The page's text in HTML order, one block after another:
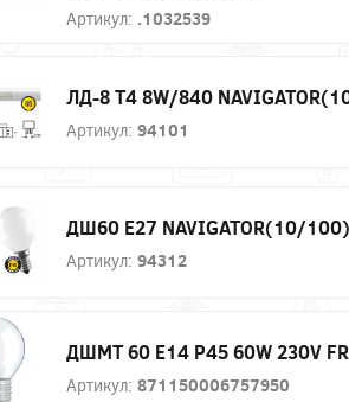
Артикул: .1032539
ЛД-8 Т4 8W/840
Артикул: 94101
ДШ60 Е27 NAVIGATOR(10/100)
Артикул: 94312
ДШМТ 60 Е14 P45 60W 230V
Артикул: 871150006757950